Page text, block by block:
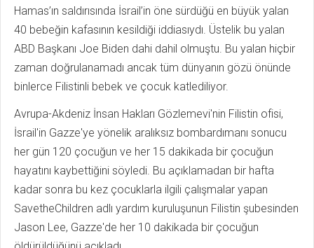
Hamas’ın saldırısında İsrail’in öne sürdüğü en büyük yalan
40 bebeğin kafasının kesildiği iddiasıydı. Üstelik bu yalan
ABD Başkanı Joe Biden dahi dahil olmuştu. Bu yalan hiçbir
zaman doğrulanamadı ancak tüm dünyanın gözü önünde
binlerce Filistinli bebek ve çocuk katlediliyor.
Avrupa-Akdeniz İnsan Hakları Gözlemevi'nin Filistin ofisi,
İsrail'in Gazze'ye yönelik aralıksız bombardımanı sonucu
her gün 120 çocuğun ve her 15 dakikada bir çocuğun
hayatını kaybettiğini söyledi. Bu açıklamadan bir hafta
kadar sonra bu kez çocuklarla ilgili çalışmalar yapan
SavetheChildren adlı yardım kuruluşunun Filistin şubesinden
Jason Lee, Gazze'de her 10 dakikada bir çocuğun